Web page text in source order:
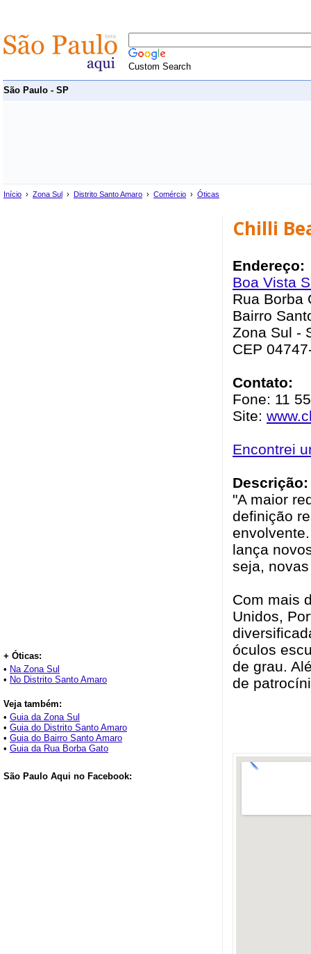
Custom Search
São Paulo - SP
Início › Zona Sul › Distrito Santo Amaro › Comércio › Óticas
+ Óticas:
• Na Zona Sul
• No Distrito Santo Amaro
Veja também:
• Guia da Zona Sul
• Guia do Distrito Santo Amaro
• Guia do Bairro Santo Amaro
• Guia da Rua Borba Gato
São Paulo Aqui no Facebook:
Chilli
Endereço:
Boa Vista
Rua Borba
Bairro
Zona Sul -
CEP
Contato:
Fone: 11
Site:
Encontrei
Descrição:
"A maior
definição
lança
seja,
Com mais
Unidos,
óculos
de grau.
de